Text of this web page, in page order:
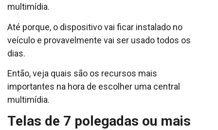
multimídia.
Até porque, o dispositivo vai ficar instalado no
veículo e provavelmente vai ser usado todos os
dias.
Então, veja quais são os recursos mais
importantes na hora de escolher uma central
multimídia.
Telas de 7 polegadas ou mais